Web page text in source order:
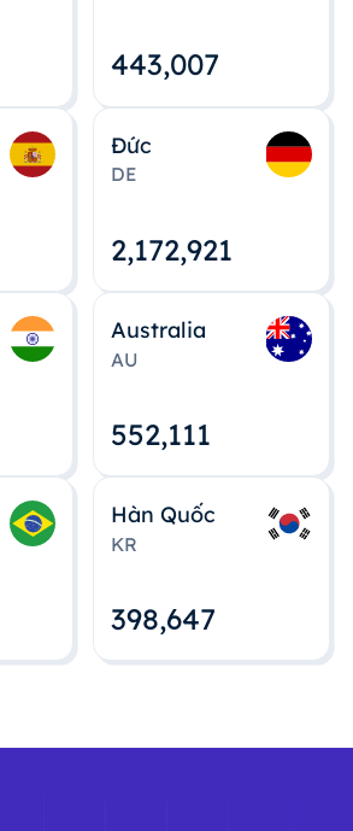
443,008
Đức
DE
2,172,922
Australia
AU
552,112
Hàn Quốc
KR
398,648